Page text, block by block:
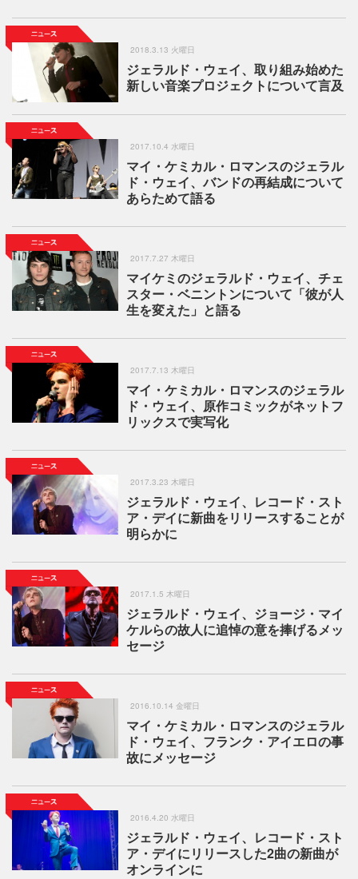
2018.3.13 火曜日
ジェラルド・ウェイ、取り組み始めた
新しい音楽プロジェクトについて言及
2017.10.4 水曜日
マイ・ケミカル・ロマンスのジェラル
ド・ウェイ、バンドの再結成について
あらためて語る
2017.7.27 木曜日
マイケミのジェラルド・ウェイ、チェ
スター・ベニントンについて「彼が人
生を変えた」と語る
2017.7.13 木曜日
マイ・ケミカル・ロマンスのジェラル
ド・ウェイ、原作コミックがネットフ
リックスで実写化
2017.3.23 木曜日
ジェラルド・ウェイ、レコード・スト
ア・デイに新曲をリリースすることが
明らかに
2017.1.5 木曜日
ジェラルド・ウェイ、ジョージ・マイ
ケルらの故人に追悼の意を捧げるメッ
セージ
2016.10.14 金曜日
マイ・ケミカル・ロマンスのジェラル
ド・ウェイ、フランク・アイエロの事
故にメッセージ
2016.4.20 水曜日
ジェラルド・ウェイ、レコード・スト
ア・デイにリリースした2曲の新曲が
オンラインに